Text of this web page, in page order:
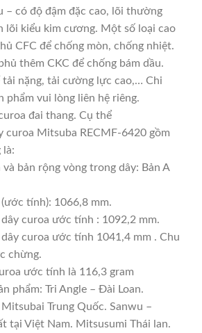
– có độ đậm đặc cao, lõi thường
lõi kiểu kim cương. Một số loại cao
CFC để chống mòn, chống nhiệt.
thêm CKC để chống bám dầu.
nặng, tải cường lực cao,… Chi
phẩm vui lòng liên hệ riêng.
đai thang. Cụ thể
curoa Mitsuba RECMF-6420 gồm
là:
bản rộng vòng trong dây: Bản A
tính): 1066,8 mm.
curoa ước tính : 1092,2 mm.
curoa ước tính 1041,4 mm . Chu
chừng.
ước tính là 116,3 gram
phẩm: Tri Angle – Đài Loan.
Trung Quốc. Sanwu –
tại Việt Nam. Mitsusumi Thái lan.